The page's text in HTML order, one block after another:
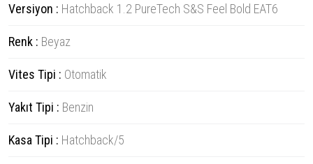
Versiyon : Hatchback 1.2 PureTech S&S Feel Bold EAT6
Renk : Beyaz
Vites Tipi : Otomatik
Yakıt Tipi : Benzin
Kasa Tipi : Hatchback/5